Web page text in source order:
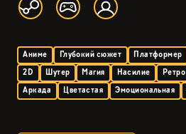
Аниме Глубокий сюжет Платформер
2D
Шутер Магия Насилие Ретро
Аркада
Цветастая Эмоциональная